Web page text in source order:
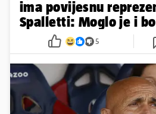
ima povijesnu
Spalletti: Moglo je i
5